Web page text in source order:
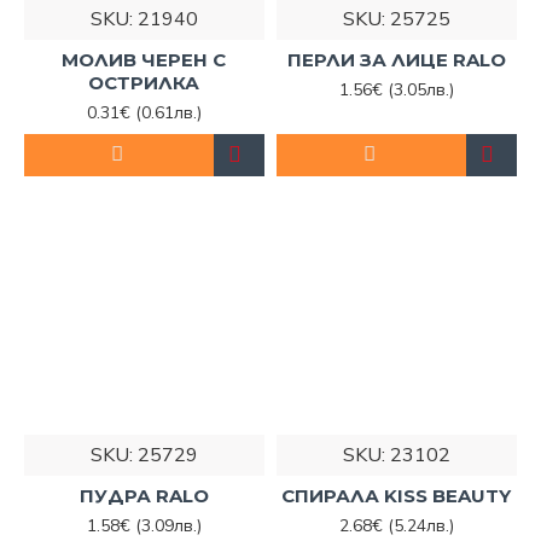
нашия онлайн магазин или като се свържете с
нашите консултанти на телефон:0894 475 888.
SKU: 21940
МОЛИВ ЧЕРЕН С
ОСТРИЛКА
0.31€ (0.61лв.)
SKU: 25725
ПЕРЛИ ЗА ЛИЦЕ RALO
1.56€ (3.05лв.)
SKU: 25729
ПУДРА RALO
1.58€ (3.09лв.)
SKU: 23102
СПИРАЛА KISS BEAUTY
2.68€ (5.24лв.)